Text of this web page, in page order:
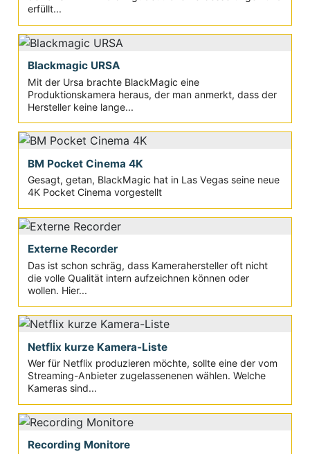
erfüllt...
Blackmagic URSA
Mit der Ursa brachte BlackMagic eine
Produktionskamera heraus, der man anmerkt, dass der
Hersteller keine lange...
BM Pocket Cinema 4K
Gesagt, getan, BlackMagic hat in Las Vegas seine neue
4K Pocket Cinema vorgestellt
Externe Recorder
Das ist schon schräg, dass Kamerahersteller oft nicht
die volle Qualität intern aufzeichnen können oder
wollen. Hier...
Netflix kurze Kamera-Liste
Wer für Netflix produzieren möchte, sollte eine der vom
Streaming-Anbieter zugelassenenen wählen. Welche
Kameras sind...
Recording Monitore